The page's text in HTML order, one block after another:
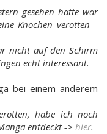
gesehen hatte war
Knochen verotten –
nicht auf den Schirm
echt interessant.
bei einem anderem
habe ich noch
entdeckt -> hier.